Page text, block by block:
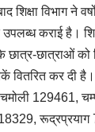
शिक्षा विभाग ने
कराई है।
छात्राओं
कर दी है।
129461,